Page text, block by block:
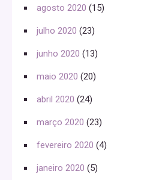
agosto 2020 (15)
julho 2020 (23)
junho 2020 (13)
maio 2020 (20)
abril 2020 (24)
março 2020 (23)
fevereiro 2020 (4)
janeiro 2020 (5)